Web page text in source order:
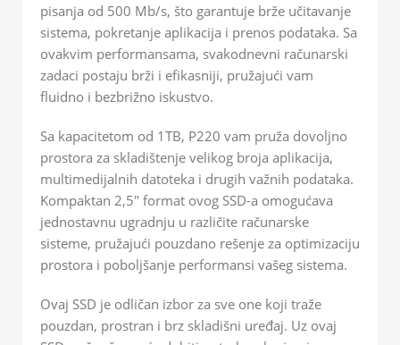
pisanja od 500 Mb/s, što garantuje brže učitavanje
sistema, pokretanje aplikacija i prenos podataka. Sa
ovakvim performansama, svakodnevni računarski
zadaci postaju brži i efikasniji, pružajući vam
fluidno i bezbrižno iskustvo.
Sa kapacitetom od 1TB, P220 vam pruža dovoljno
prostora za skladištenje velikog broja aplikacija,
multimedijalnih datoteka i drugih važnih podataka.
Kompaktan 2,5″ format ovog SSD-a omogućava
jednostavnu ugradnju u različite računarske
sisteme, pružajući pouzdano rešenje za optimizaciju
prostora i poboljšanje performansi vašeg sistema.
Ovaj SSD je odličan izbor za sve one koji traže
pouzdan, prostran i brz skladišni uređaj. Uz ovaj